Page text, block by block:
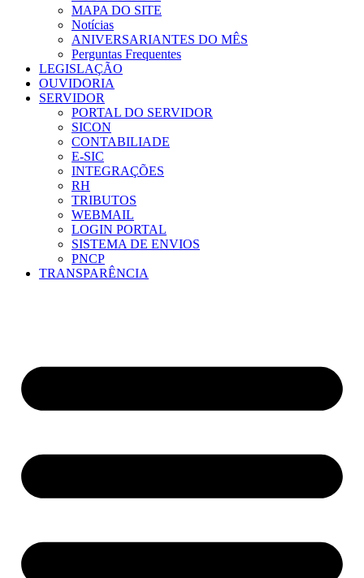
MAPA DO SITE
Notícias
ANIVERSARIANTES DO MÊS
Perguntas Frequentes
LEGISLAÇÃO
OUVIDORIA
SERVIDOR
PORTAL DO SERVIDOR
SICON
CONTABILIADE
E-SIC
INTEGRAÇÕES
RH
TRIBUTOS
WEBMAIL
LOGIN PORTAL
SISTEMA DE ENVIOS
PNCP
TRANSPARÊNCIA